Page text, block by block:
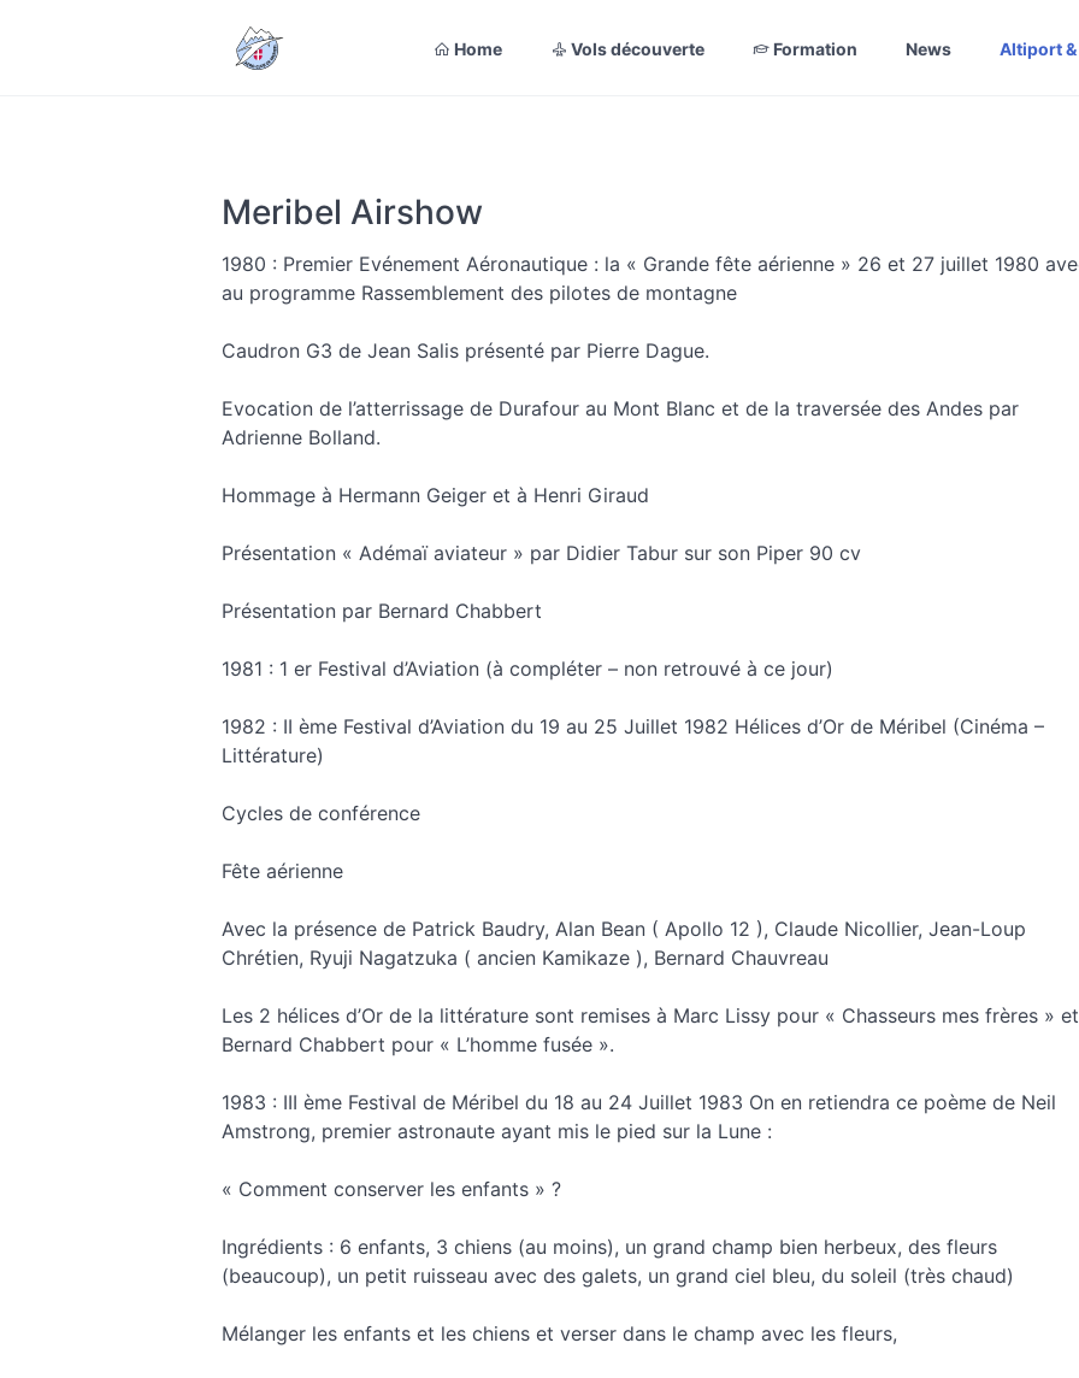
Home Vols découverte Formation News Altiport
Meribel Airshow
1980 : Premier Evénement Aéronautique : la « Grande fête aérienne » 26 et 27 juillet 1980
au programme Rassemblement des pilotes de montagne
Caudron G3 de Jean Salis présenté par Pierre Dague.
Evocation de l’atterrissage de Durafour au Mont Blanc et de la traversée des Andes par
Adrienne Bolland.
Hommage à Hermann Geiger et à Henri Giraud
Présentation « Adémaï aviateur » par Didier Tabur sur son Piper 90 cv
Présentation par Bernard Chabbert
1981 : 1 er Festival d’Aviation (à compléter – non retrouvé à ce jour)
1982 : II ème Festival d’Aviation du 19 au 25 Juillet 1982 Hélices d’Or de Méribel (Cinéma –
Littérature)
Cycles de conférence
Fête aérienne
Avec la présence de Patrick Baudry, Alan Bean ( Apollo 12 ), Claude Nicollier, Jean-Loup
Chrétien, Ryuji Nagatzuka ( ancien Kamikaze ), Bernard Chauvreau
Les 2 hélices d’Or de la littérature sont remises à Marc Lissy pour « Chasseurs mes frères »
Bernard Chabbert pour « L’homme fusée ».
1983 : III ème Festival de Méribel du 18 au 24 Juillet 1983 On en retiendra ce poème de Neil
Amstrong, premier astronaute ayant mis le pied sur la Lune :
« Comment conserver les enfants » ?
Ingrédients : 6 enfants, 3 chiens (au moins), un grand champ bien herbeux, des fleurs
(beaucoup), un petit ruisseau avec des galets, un grand ciel bleu, du soleil (très chaud)
Mélanger les enfants et les chiens et verser dans le champ avec les fleurs,